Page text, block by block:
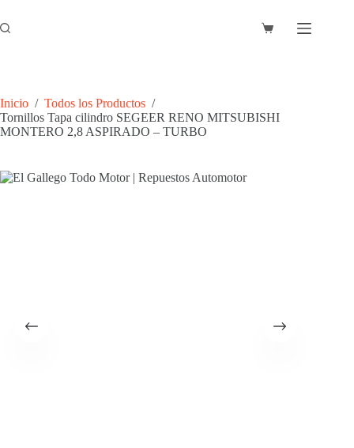
al
contenido
Carro
Inicio / Todos los Productos /
Tornillos Tapa cilindro SEGEER RENO MITSUBISHI
MONTERO 2,8 ASPIRADO – TURBO